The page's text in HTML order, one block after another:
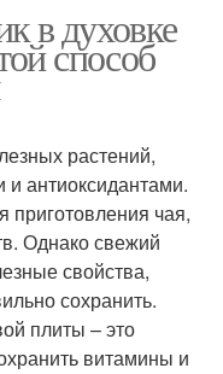
в духовке
способ
растений,
антиоксидантами.
приготовления чая,
Однако свежий
свойства,
сохранить.
плиты – это
витамины и